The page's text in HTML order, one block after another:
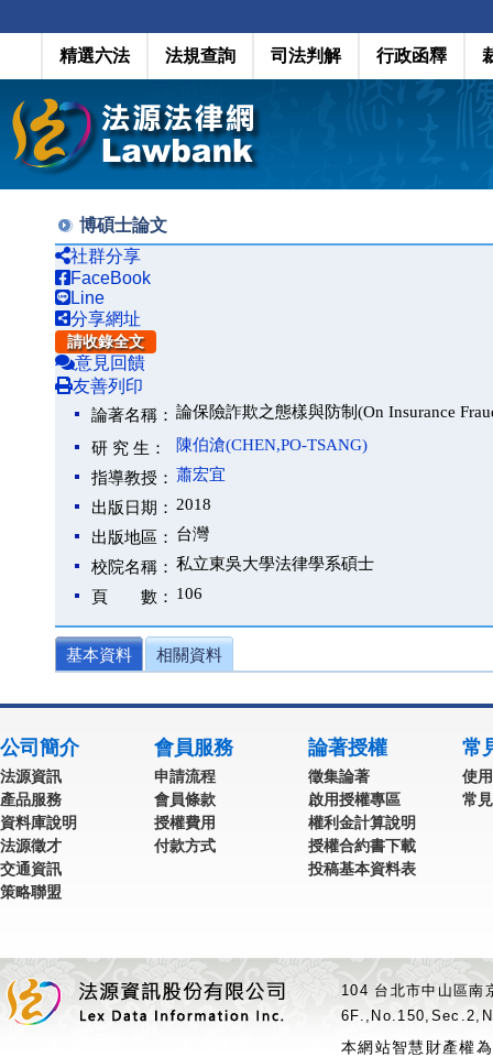
精選六法 法規查詢 司法判解 行政函釋
博碩士論文
社群分享
FaceBook
Line
分享網址
請收錄全文
意見回饋
友善列印
論著名稱： 論保險詐欺之態樣與防制(On Insurance
研 究 生：
陳伯滄(CHEN,PO-TSANG)
指導教授： 蕭宏宜
出版日期： 2018
出版地區： 台灣
校院名稱： 私立東吳大學法律學系碩士
頁 數： 106
基本資料 相關資料
公司簡介
法源資訊
產品服務
資料庫說明
法源徵才
交通資訊
策略聯盟
會員服務
申請流程
會員條款
授權費用
付款方式
論著授權
徵集論著
啟用授權專區
權利金計算說明
授權合約書下載
投稿基本資料表
常
使
常
104 台北市中山區
本網站智慧財產權